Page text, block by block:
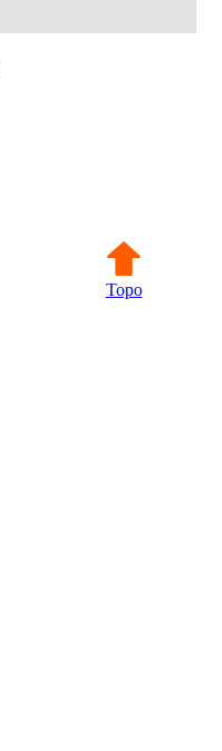
Topo